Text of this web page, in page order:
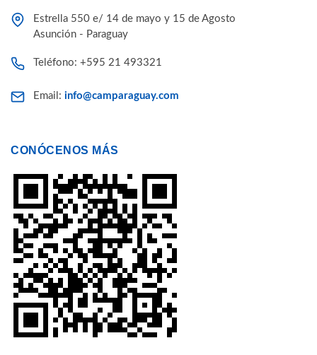
Estrella 550 e/ 14 de mayo y 15 de Agosto
Asunción - Paraguay
Teléfono: +595 21 493321
Email: info@camparaguay.com
CONÓCENOS MÁS